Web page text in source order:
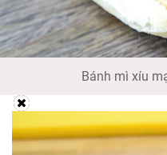
Bánh mì xíu